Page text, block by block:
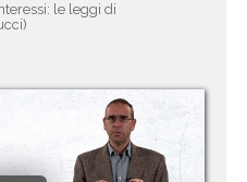
le leggi di